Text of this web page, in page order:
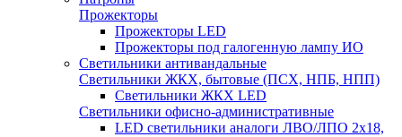
Прожекторы
Прожекторы LED
Прожекторы под галогенную лампу ИО
Светильники антивандальные
Светильники ЖКХ, бытовые (ПСХ, НПБ, НПП)
Светильники ЖКХ LED
Светильники офисно-административные
LED светильники аналоги ЛВО/ЛПО 2х18,